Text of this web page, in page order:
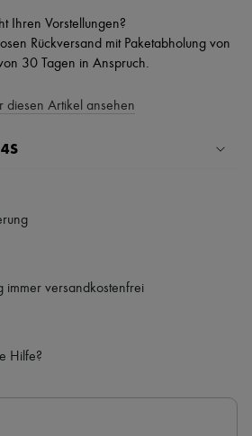
Ihren Vorstellungen?
Rückversand mit Paketabholung von
30 Tagen in Anspruch.
diesen Artikel ansehen
100 Ländern
ein Haus aus der LVMH-Gruppe
immer versandkostenfrei
Hilfe?